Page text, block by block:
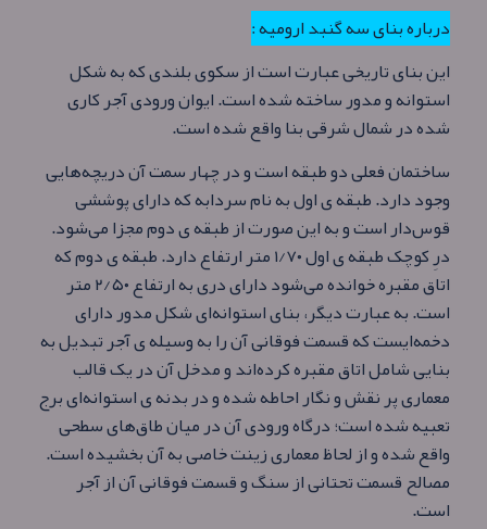
درباره بنای سه گنبد ارومیه :
این بنای تاریخی عبارت است از سکوی بلندی که به شکل
استوانه و مدور ساخته شده‌ است. ایوان ورودی آجر کاری
شده در شمال شرقی بنا واقع شده‌ است.
ساختمان فعلی دو طبقه‌ است و در چهار سمت آن دریچه‌هایی
وجود دارد. طبقه ی اول به نام سردابه که دارای پوششی
قوس‌دار است و به این صورت از طبقه ی دوم مجزا می‌شود.
درِ کوچک طبقه ی اول ۱/۷۰ متر ارتفاع دارد. طبقه ی دوم که
اتاق مقبره خوانده می‌شود دارای دری به ارتفاع ۲/۵۰ متر
است. به عبارت دیگر، بنای استوانه‌ای شکل مدور دارای
دخمه‌ایست که قسمت فوقانی آن را به وسیله ی آجر تبدیل به
بنایی شامل اتاق مقبره کرده‌اند و مدخل آن در یک قالب
معماری پر نقش و نگار احاطه شده و در بدنه ی استوانه‌ای برج
تعبیه شده‌ است؛ درگاه ورودی آن در میان طاق‌های سطحی
واقع شده و از لحاظ معماری زینت خاصی به آن بخشیده‌ است.
مصالح قسمت تحتانی از سنگ و قسمت فوقانی آن از آجر
است.